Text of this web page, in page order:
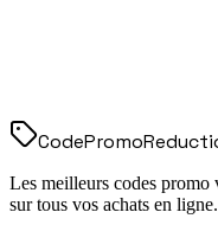
CodePromo
Les meilleurs codes promo
sur tous vos achats en ligne.